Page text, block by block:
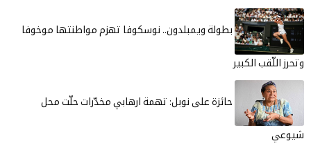
بطولة ويمبلدون.. نوسكوفا تهزم مواطنتها موخوفا
اللّقب الكبير
حائزة على نوبل: تهمة ارهابي مخدّرات حلّت محل